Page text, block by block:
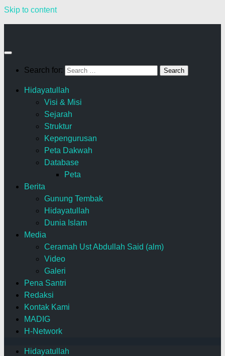
Skip to content
Search for:
Hidayatullah
Visi & Misi
Sejarah
Struktur
Kepengurusan
Peta Dakwah
Database
Peta
Berita
Gunung Tembak
Hidayatullah
Dunia Islam
Media
Ceramah Ust Abdullah Said (alm)
Video
Galeri
Pena Santri
Redaksi
Kontak Kami
MADIG
H-Network
Hidayatullah